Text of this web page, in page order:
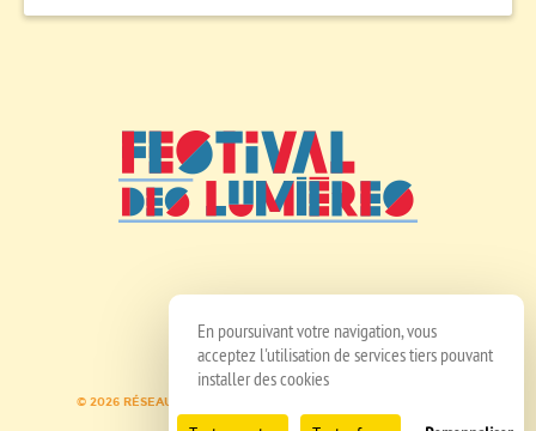
© 2026 RÉSEAU SPEDIDAM
En poursuivant votre navigation, vous
acceptez l'utilisation de services tiers pouvant
installer des cookies